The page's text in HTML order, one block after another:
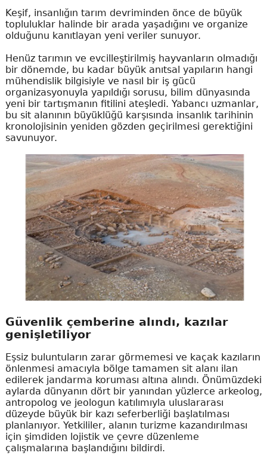
Keşif, insanlığın tarım devriminden önce de büyük
topluluklar halinde bir arada yaşadığını ve organize
olduğunu kanıtlayan yeni veriler sunuyor.
Henüz tarımın ve evcilleştirilmiş hayvanların olmadığı
bir dönemde, bu kadar büyük anıtsal yapıların hangi
mühendislik bilgisiyle ve nasıl bir iş gücü
organizasyonuyla yapıldığı sorusu, bilim dünyasında
yeni bir tartışmanın fitilini ateşledi. Yabancı uzmanlar,
bu sit alanının büyüklüğü karşısında insanlık tarihinin
kronolojisinin yeniden gözden geçirilmesi gerektiğini
savunuyor.
Güvenlik çemberine alındı, kazılar
genişletiliyor
Eşsiz buluntuların zarar görmemesi ve kaçak kazıların
önlenmesi amacıyla bölge tamamen sit alanı ilan
edilerek jandarma koruması altına alındı. Önümüzdeki
aylarda dünyanın dört bir yanından yüzlerce arkeolog,
antropolog ve jeologun katılımıyla uluslararası
düzeyde büyük bir kazı seferberliği başlatılması
planlanıyor. Yetkililer, alanın turizme kazandırılması
için şimdiden lojistik ve çevre düzenleme
çalışmalarına başlandığını bildirdi.